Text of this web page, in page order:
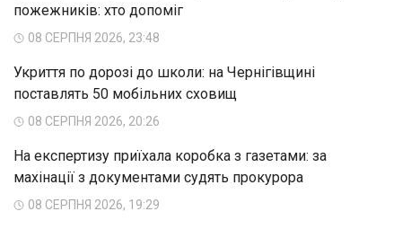
пожежників: хто допоміг
08 СЕРПНЯ 2026, 23:48
Укриття по дорозі до школи: на Чернігівщині
поставлять 50 мобільних сховищ
08 СЕРПНЯ 2026, 20:26
На експертизу приїхала коробка з газетами: за
махінації з документами судять прокурора
08 СЕРПНЯ 2026, 19:29